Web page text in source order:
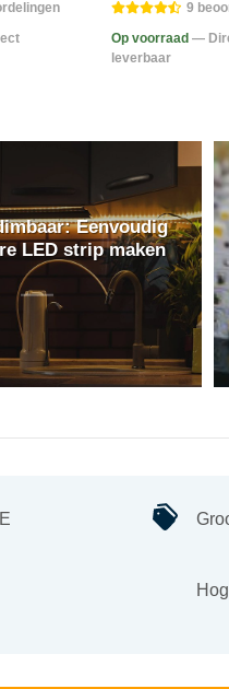
9
Op voorraad —
leverbaar
Eenvoudig
LED strip maken